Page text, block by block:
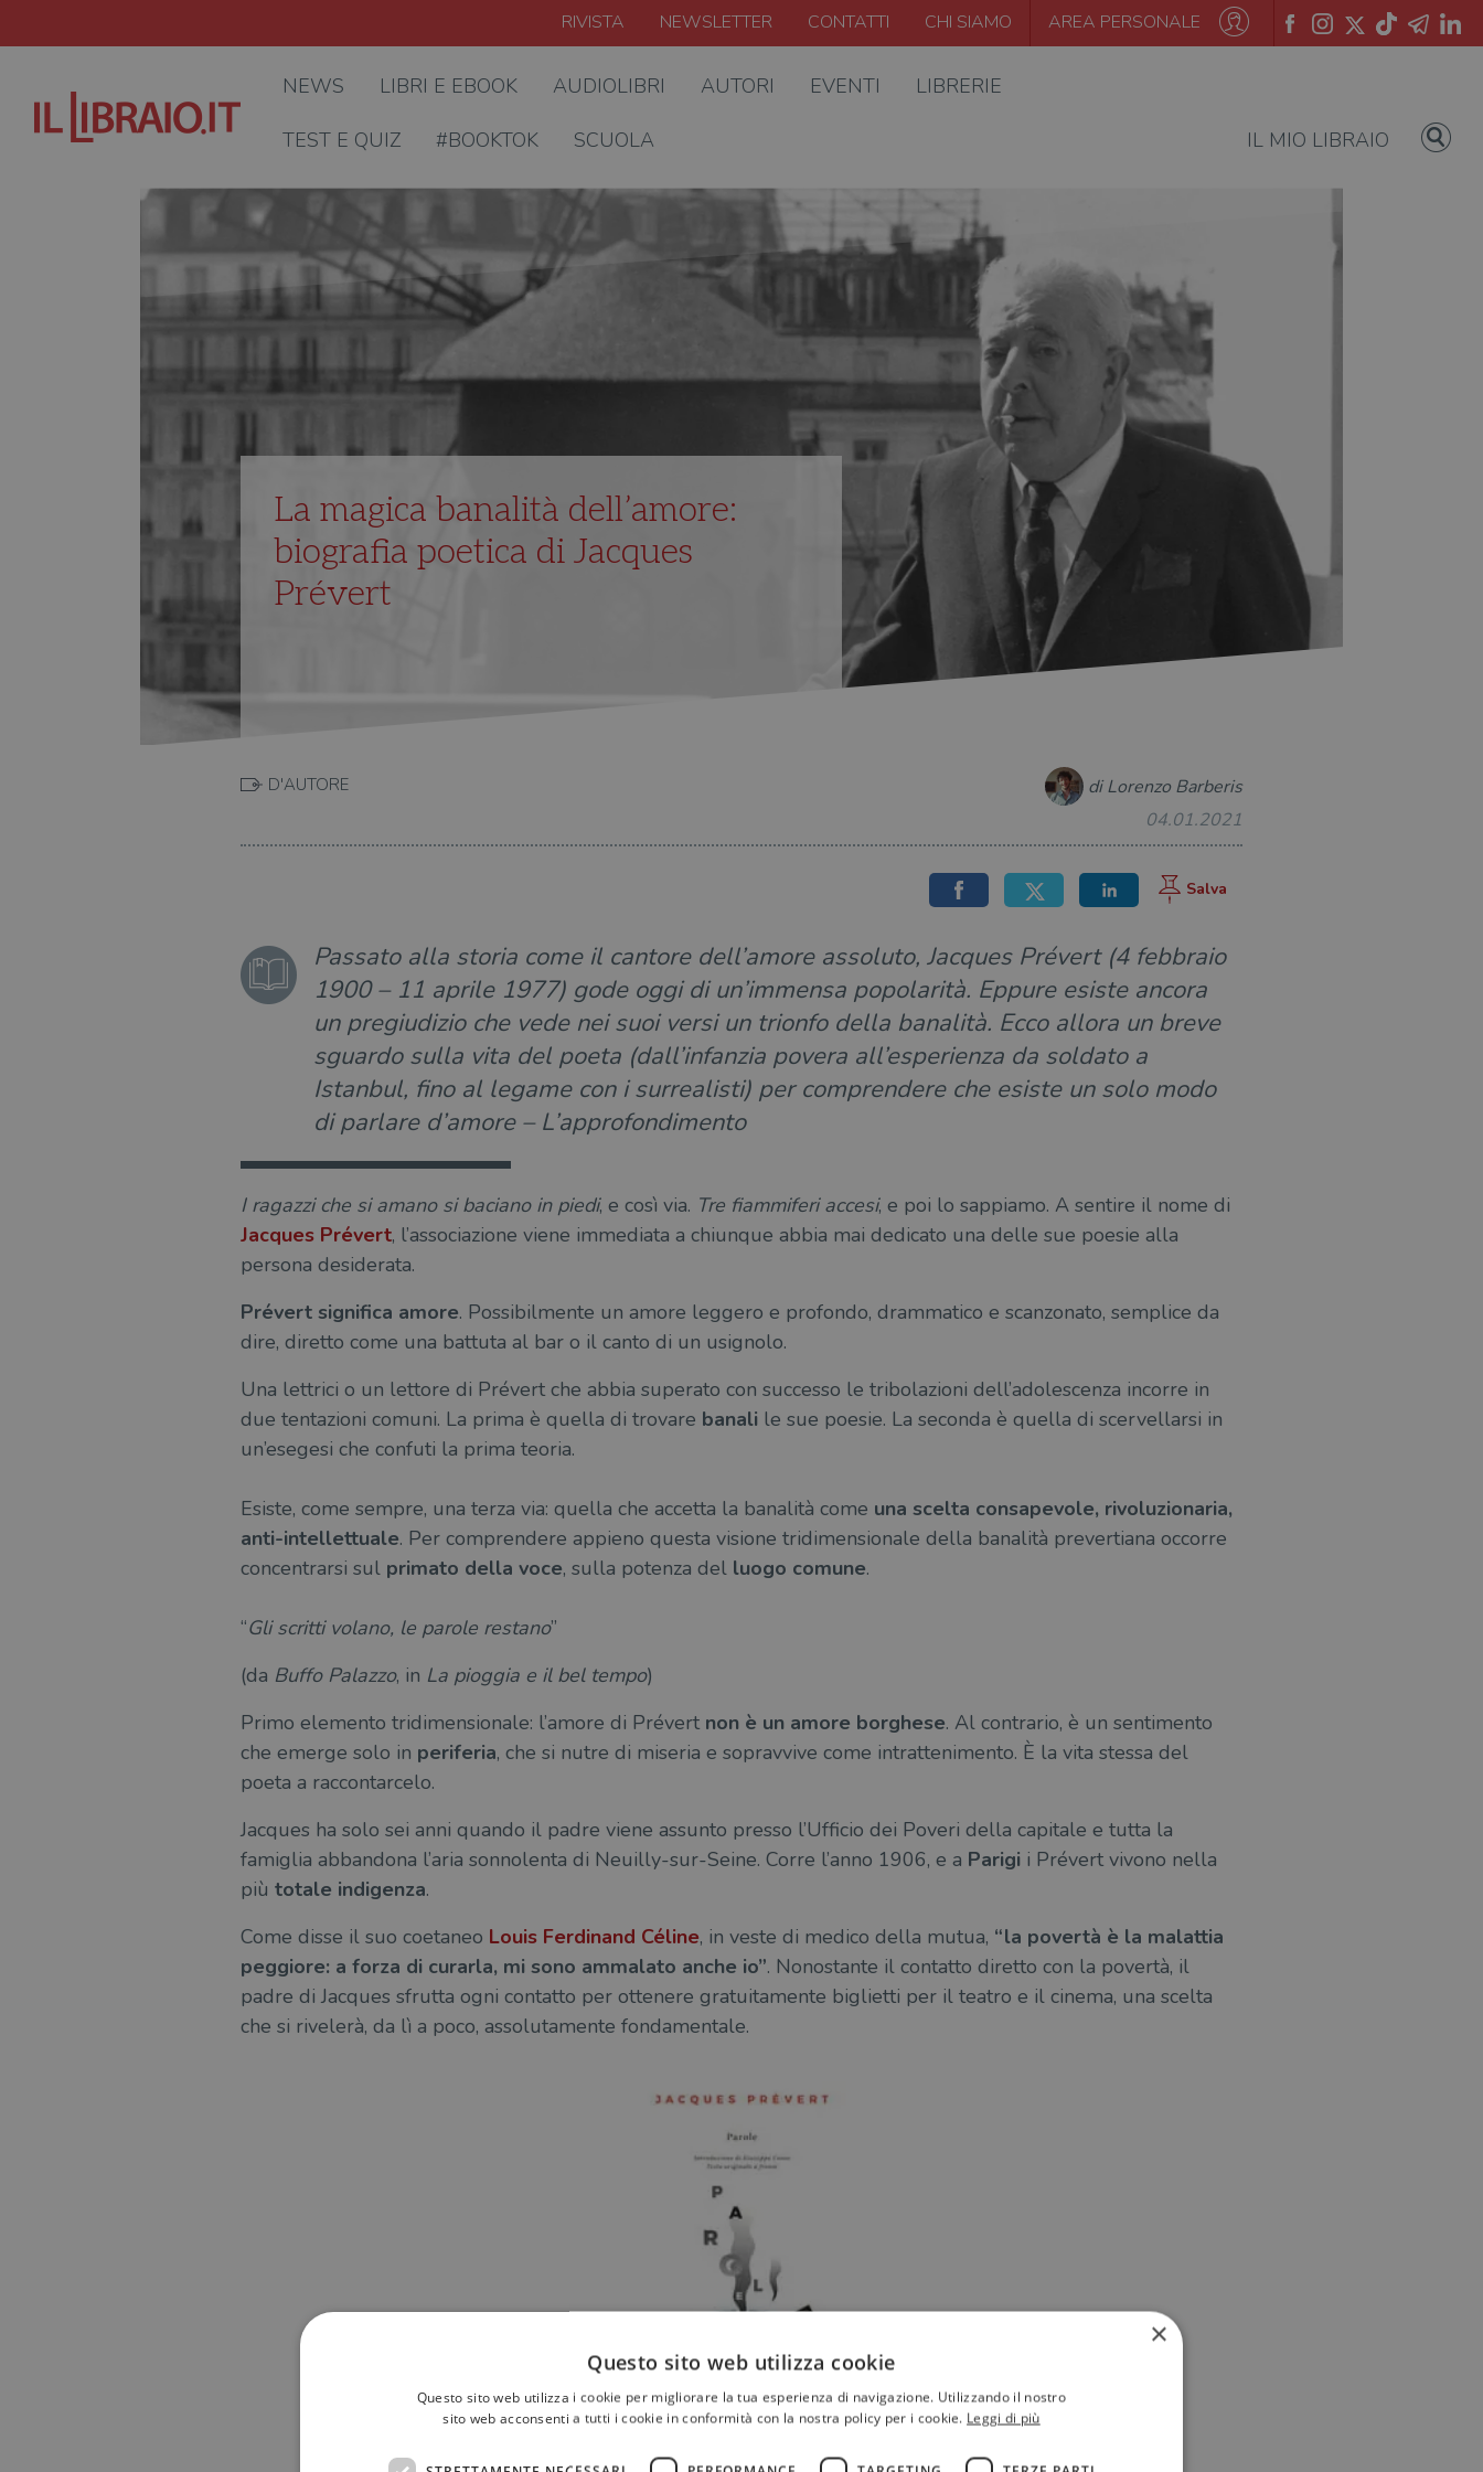
RIVISTA NEWSLETTER CONTATTI CHI SIAMO AREA PERSONALE
NEWS LIBRI E EBOOK AUDIOLIBRI AUTORI EVENTI LIBRERIE
TEST E QUIZ #BOOKTOK SCUOLA IL MIO LIBRAIO
La magica banalità dell’amore:
biografia poetica di Jacques
Prévert
D'AUTORE
di Lorenzo Barberis
04.01.2021
Passato alla storia come il cantore dell’amore assoluto, Jacques Prévert (4 febbraio
1900 – 11 aprile 1977) gode oggi di un’immensa popolarità. Eppure esiste ancora
un pregiudizio che vede nei suoi versi un trionfo della banalità. Ecco allora un breve
sguardo sulla vita del poeta (dall’infanzia povera all’esperienza da soldato a
Istanbul, fino al legame con i surrealisti) per comprendere che esiste un solo modo
di parlare d’amore – L’approfondimento
I ragazzi che si amano si baciano in piedi, e così via. Tre fiammiferi accesi, e poi lo sappiamo. A sentire il nome di
Jacques Prévert, l’associazione viene immediata a chiunque abbia mai dedicato una delle sue poesie alla
persona desiderata.
Prévert significa amore. Possibilmente un amore leggero e profondo, drammatico e scanzonato, semplice da
dire, diretto come una battuta al bar o il canto di un usignolo.
Una lettrici o un lettore di Prévert che abbia superato con successo le tribolazioni dell’adolescenza incorre in
due tentazioni comuni. La prima è quella di trovare banalile sue poesie. La seconda è quella di scervellarsi in
un’esegesi che confuti la prima teoria.
Esiste, come sempre, una terza via: quella che accetta la banalità come una scelta consapevole, rivoluzionaria,
anti-intellettuale. Per comprendere appieno questa visione tridimensionale della banalità prevertiana occorre
concentrarsi sul primato della voce, sulla potenza del luogo comune.
“Gli scritti volano, le parole restano”
(da Buffo Palazzo, in La pioggia e il bel tempo)
Primo elemento tridimensionale: l’amore di Prévert non è un amore borghese. Al contrario, è un sentimento
che emerge solo in periferia, che si nutre di miseria e sopravvive come intrattenimento. È la vita stessa del
poeta a raccontarcelo.
Jacques ha solo sei anni quando il padre viene assunto presso l’Ufficio dei Poveri della capitale e tutta la
famiglia abbandona l’aria sonnolenta di Neuilly-sur-Seine. Corre l’anno 1906, e a Parigii Prévert vivono nella
più totale indigenza.
Come disse il suo coetaneo Louis Ferdinand Céline, in veste di medico della mutua, “la povertà è la malattia
peggiore: a forza di curarla, mi sono ammalato anche io”. Nonostante il contatto diretto con la povertà, il
padre di Jacques sfrutta ogni contatto per ottenere gratuitamente biglietti per il teatro e il cinema, una scelta
che si rivelerà, da lì a poco, assolutamente fondamentale.
×
Questo sito web utilizza cookie
Questo sito web utilizza i cookie per migliorare la tua esperienza di navigazione. Utilizzando il nostro
sito web acconsenti a tutti i cookie in conformità con la nostra policy per i cookie. Leggi di più